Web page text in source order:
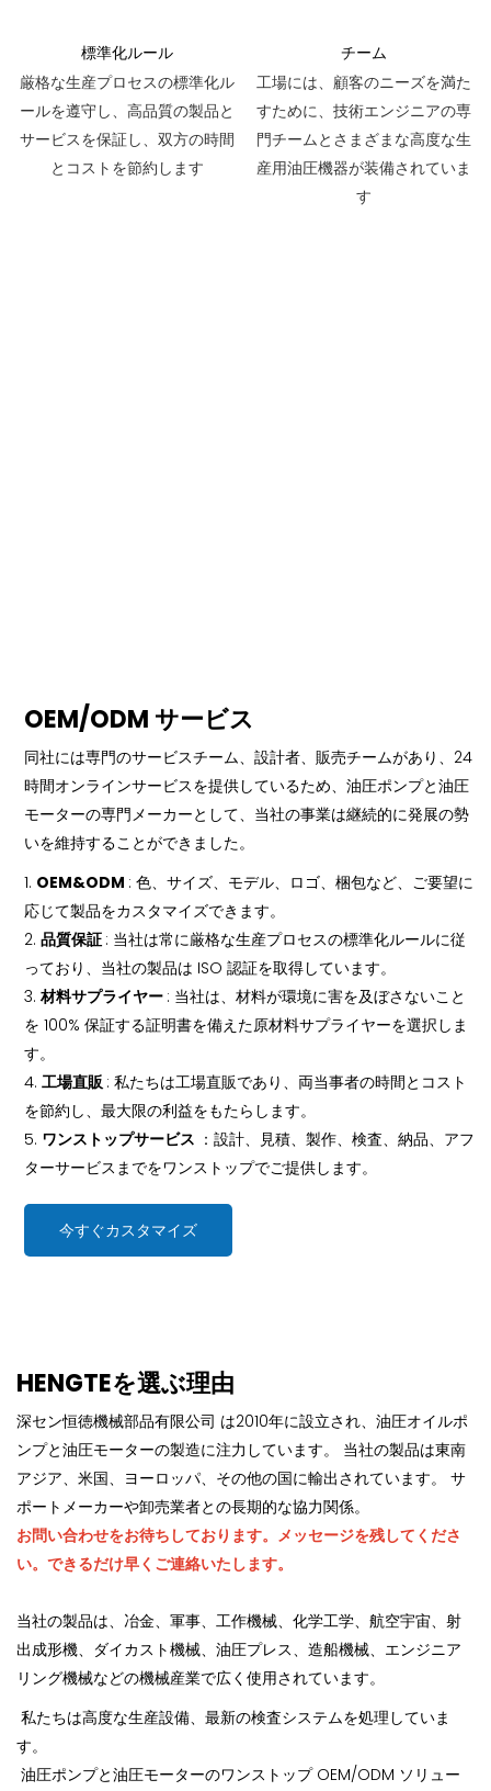
標準化ルール
厳格な生産プロセスの標準化ル
ールを遵守し、高品質の製品と
サービスを保証し、双方の時間
とコストを節約します
チーム
工場には、顧客のニーズを満た
すために、技術エンジニアの専
門チームとさまざまな高度な生
産用油圧機器が装備されていま
す
OEM/ODM サービス
同社には専門のサービスチーム、設計者、販売チームがあり、24
時間オンラインサービスを提供しているため、油圧ポンプと油圧
モーターの専門メーカーとして、当社の事業は継続的に発展の勢
いを維持することができました。
1. OEM&ODM : 色、サイズ、モデル、ロゴ、梱包など、ご要望に
応じて製品をカスタマイズできます。
2. 品質保証 : 当社は常に厳格な生産プロセスの標準化ルールに従
っており、当社の製品は ISO 認証を取得しています。
3. 材料サプライヤー : 当社は、材料が環境に害を及ぼさないこと
を 100% 保証する証明書を備えた原材料サプライヤーを選択しま
す。
4. 工場直販 : 私たちは工場直販であり、両当事者の時間とコスト
を節約し、最大限の利益をもたらします。
5. ワンストップサービス ：設計、見積、製作、検査、納品、アフ
ターサービスまでをワンストップでご提供します。
今すぐカスタマイズ
HENGTEを選ぶ理由
深セン恒徳機械部品有限公司 は2010年に設立され、油圧オイルポ
ンプと油圧モーターの製造に注力しています。 当社の製品は東南
アジア、米国、ヨーロッパ、その他の国に輸出されています。 サ
ポートメーカーや卸売業者との長期的な協力関係。
お問い合わせをお待ちしております。メッセージを残してくださ
い。できるだけ早くご連絡いたします。
当社の製品は、冶金、軍事、工作機械、化学工学、航空宇宙、射
出成形機、ダイカスト機械、油圧プレス、造船機械、エンジニア
リング機械などの機械産業で広く使用されています。
私たちは高度な生産設備、最新の検査システムを処理していま
す。
油圧ポンプと油圧モーターのワンストップ OEM/ODM ソリュー